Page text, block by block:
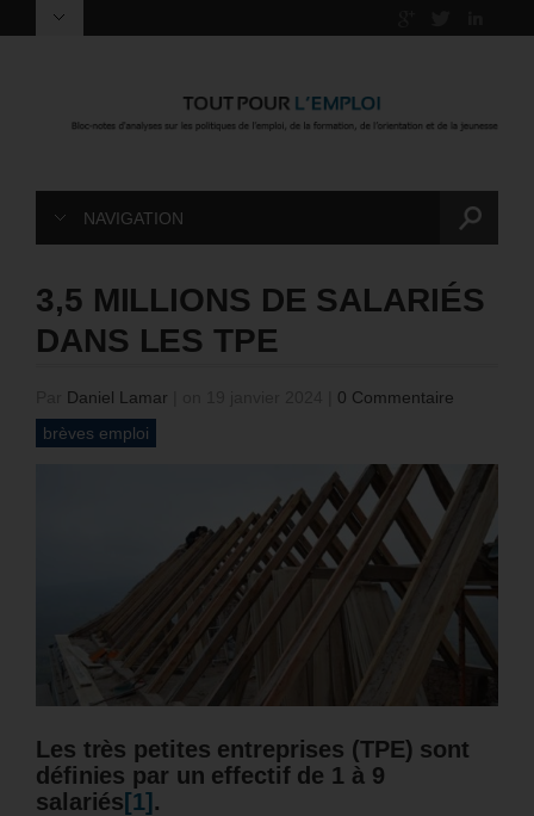
NAVIGATION
3,5 MILLIONS DE SALARIÉS
DANS LES TPE
Daniel Lamar
0 Commentaire
brèves emploi
Les très petites entreprises (TPE) sont
définies par un effectif de 1 à 9
salariés [1] .